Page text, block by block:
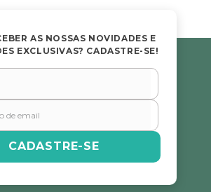
AS NOSSAS NOVIDADES E
EXCLUSIVAS? CADASTRE-SE!
CADASTRE-SE